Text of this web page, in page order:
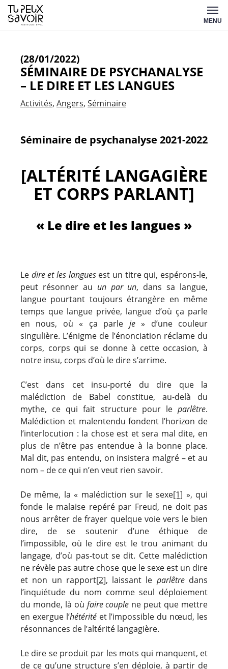
Aller
au
MENU
(28/01/2022)
SÉMINAIRE DE PSYCHANALYSE
– LE DIRE ET LES LANGUES
Activités Angers Séminaire
Séminaire de psychanalyse 2021-2022
[ALTÉRITÉ LANGAGIÈRE
ET CORPS PARLANT]
« Le dire et les langues »
Le dire et les languesest un titre qui, espérons-le,
peut résonner au un par un, dans sa langue,
langue pourtant toujours étrangère en même
temps que langue privée, langue d’où ça parle
en nous, où « ça parle je» d’une couleur
singulière. L’énigme de l’énonciation réclame du
corps, corps qui se donne à cette occasion, à
notre insu, corps d’où le dire s’arrime.
C’est dans cet insu-porté du dire que la
malédiction de Babel constitue, au-delà du
mythe, ce qui fait structure pour le parlêtre.
Malédiction et malentendu fondent l’horizon de
l’interlocution : la chose est et sera mal dite, en
plus de n’être pas entendue à la bonne place.
Mal dit, pas entendu, on insistera malgré – et au
nom – de ce qui n’en veut rien savoir.
De même, la « malédiction sur le sexe[1] », qui
fonde le malaise repéré par Freud, ne doit pas
nous arrêter de frayer quelque voie vers le bien
dire, de se soutenir d’une éthique de
l’impossible, où le dire est le trou animant du
langage, d’où pas-tout se dit. Cette malédiction
ne révèle pas autre chose que le sexe est un dire
et non un rapport[2], laissant le parlêtredans
l’inquiétude du nom comme seul déploiement
du monde, là où faire couple ne peut que mettre
en exergue l’hétéritéet l’impossible du nœud, les
résonnances de l’altérité langagière.
Le dire se produit par les mots qui manquent, et
de ce qu’une structure s’en déploie, à partir de